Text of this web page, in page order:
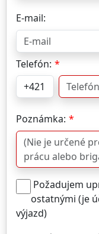
E-mail:
Telefón:
Poznámka:
Požadujem
ostatnými (je
výjazd)